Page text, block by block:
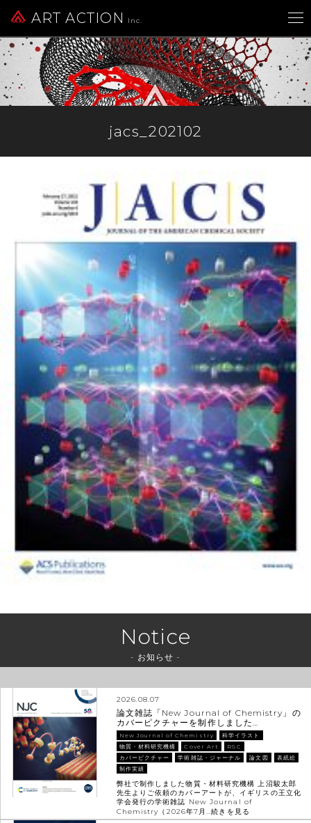
ART ACTION Inc.
jacs_202102
Notice
- お知らせ -
2026.08.07
論文雑誌「New Journal of Chemistry」の
カバーピクチャーを制作しました…
New Journal of Chemistry
科学イラスト
物質・材料研究機構
Cover Art
RSC
カバーピクチャー
学術雑誌・ジャーナル 論文図
表紙絵
制作実績
弊社で制作しました物質・材料研究機構 上沼駿太郎
先生よりご依頼のカバーアートが、イギリスの王立化
学会発行の学術雑誌 New Journal of
Chemistry（2026年7月…続きを見る